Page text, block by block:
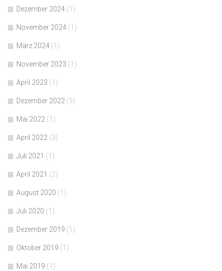
Dezember 2024 (1)
November 2024 (1)
März 2024 (1)
November 2023 (1)
April 2023 (1)
Dezember 2022 (3)
Mai 2022 (1)
April 2022 (3)
Juli 2021 (1)
April 2021 (2)
August 2020 (1)
Juli 2020 (1)
Dezember 2019 (1)
Oktober 2019 (1)
Mai 2019 (1)